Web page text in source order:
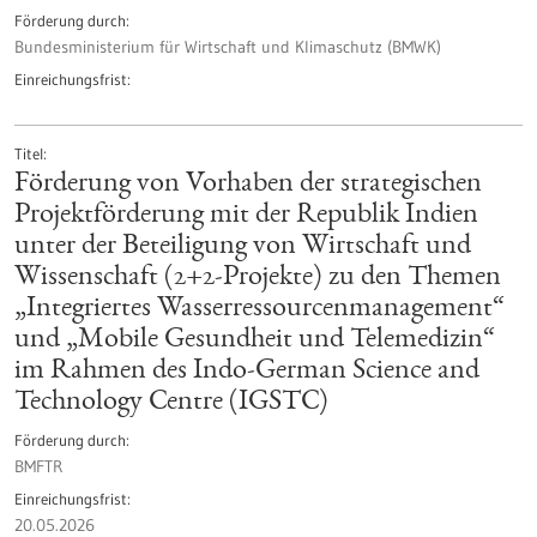
Förderung durch
Bundesministerium für Wirtschaft und Klimaschutz (BMWK)
Einreichungsfrist
Titel
Förderung von Vorhaben der strategischen
Projektförderung mit der Republik Indien
unter der Beteiligung von Wirtschaft und
Wissenschaft (2+2-Projekte) zu den Themen
„Integriertes Wasserressourcenmanagement“
und „Mobile Gesundheit und Telemedizin“
im Rahmen des Indo-German Science and
Technology Centre (IGSTC)
Förderung durch
BMFTR
Einreichungsfrist
20.05.2026